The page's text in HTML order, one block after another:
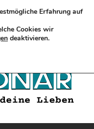
Erfahrung auf
Cookies wir
deaktivieren.